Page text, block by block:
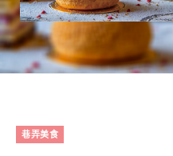
巷弄美食